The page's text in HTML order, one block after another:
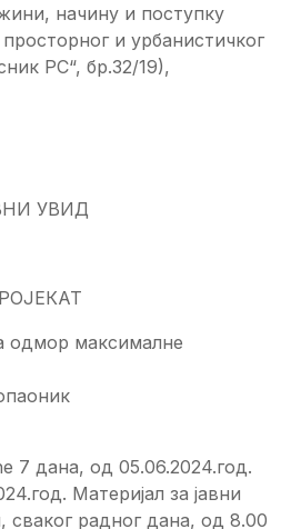
начину и поступку
и урбанистичког
РС“, бр.32/19),
УВИД
одмор максималне
7 дана, од 05.06.2024.год.
Материјал за јавни
сваког радног дана, од 8.00